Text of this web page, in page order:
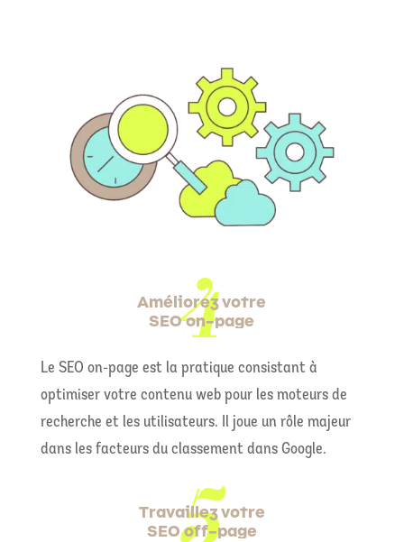
Améliorez votre
SEO on-page
Le SEO on-page est la pratique consistant à
optimiser votre contenu web pour les moteurs de
recherche et les utilisateurs. Il joue un rôle majeur
dans les facteurs du classement dans Google.
Travaillez votre
SEO off-page